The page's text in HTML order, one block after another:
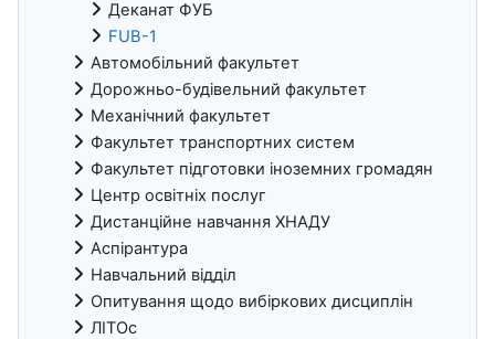
Деканат ФУБ
FUB-1
Автомобільний факультет
Дорожньо-будівельний факультет
Механічний факультет
Факультет транспортних систем
Факультет підготовки іноземних громадян
Центр освітніх послуг
Дистанційне навчання ХНАДУ
Аспірантура
Навчальний відділ
Опитування щодо вибіркових дисциплін
ЛІТОс